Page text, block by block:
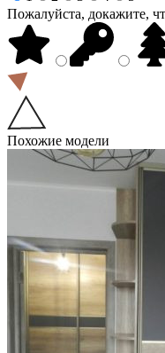
Пожалуйста, докажите,
Похожие модели